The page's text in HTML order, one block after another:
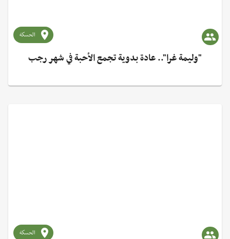
الحسكة
"وليمة غرا".. عادة بدوية تجمع الأحبة في شهر رجب
الحسكة